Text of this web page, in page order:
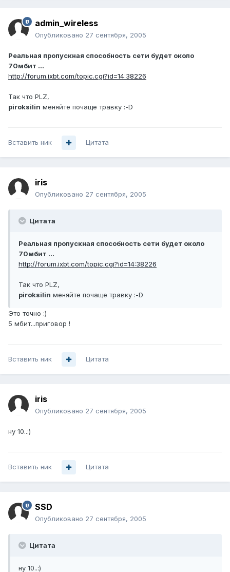
admin_wireless
Опубликовано 27 сентября, 2005
Реальная пропускная способность сети будет около
70мбит ...
http://forum.ixbt.com/topic.cgi?id=14:38226
Так что PLZ,
piroksilin меняйте почаще травку :-D
Вставить ник Цитата
iris
Опубликовано 27 сентября, 2005
Цитата
Реальная пропускная способность сети будет около
70мбит ...
http://forum.ixbt.com/topic.cgi?id=14:38226
Так что PLZ,
piroksilin меняйте почаще травку :-D
Это точно :)
5 мбит...приговор !
Вставить ник Цитата
iris
Опубликовано 27 сентября, 2005
ну 10..:)
Вставить ник Цитата
SSD
Опубликовано 27 сентября, 2005
Цитата
ну 10..:)